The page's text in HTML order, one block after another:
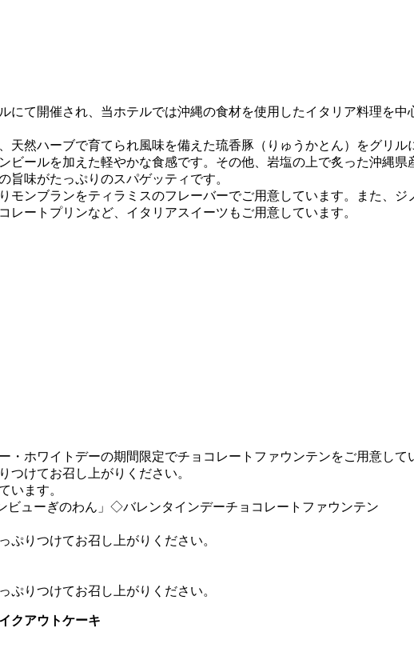
にて開催され、当ホテルでは沖縄の食材を使用したイタリア料理を
天然ハーブで育てられ風味を備えた琉香豚（りゅうかとん）をグリ
ビールを加えた軽やかな食感です。その他、岩塩の上で炙った沖縄
旨味がたっぷりのスパゲッティです。
モンブランをティラミスのフレーバーでご用意しています。また、
ートプリンなど、イタリアスイーツもご用意しています。
・ホワイトデーの期間限定でチョコレートファウンテンをご用意して
つけてお召し上がりください。
います。
◇バレンタインデーチョコレートファウンテン
ぷりつけてお召し上がりください。
ぷりつけてお召し上がりください。
クアウトケーキ